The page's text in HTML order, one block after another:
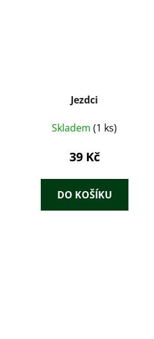
Jezdci
Skladem (1 ks)
39 Kč
DO KOŠÍKU